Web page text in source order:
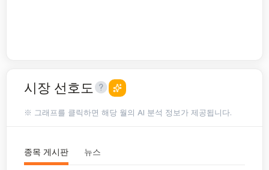
시장 선호도
※ 그래프를 클릭하면 해당 월의 AI 분석 정보가 제공됩니다.
종목 게시판 뉴스